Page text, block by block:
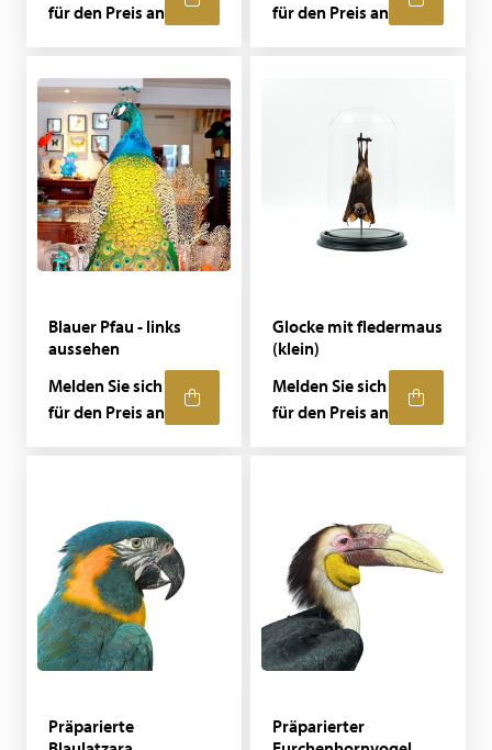
für den Preis an
für den Preis an
Blauer Pfau - links
aussehen
Melden Sie sich
für den Preis an
Glocke mit fledermaus
(klein)
Melden Sie sich
für den Preis an
Präparierte
Präparierter